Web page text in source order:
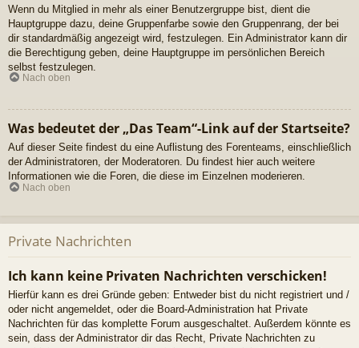
Wenn du Mitglied in mehr als einer Benutzergruppe bist, dient die
Hauptgruppe dazu, deine Gruppenfarbe sowie den Gruppenrang, der bei
dir standardmäßig angezeigt wird, festzulegen. Ein Administrator kann dir
die Berechtigung geben, deine Hauptgruppe im persönlichen Bereich
selbst festzulegen.
Nach oben
Was bedeutet der „Das Team“-Link auf der Startseite?
Auf dieser Seite findest du eine Auflistung des Forenteams, einschließlich
der Administratoren, der Moderatoren. Du findest hier auch weitere
Informationen wie die Foren, die diese im Einzelnen moderieren.
Nach oben
Private Nachrichten
Ich kann keine Privaten Nachrichten verschicken!
Hierfür kann es drei Gründe geben: Entweder bist du nicht registriert und /
oder nicht angemeldet, oder die Board-Administration hat Private
Nachrichten für das komplette Forum ausgeschaltet. Außerdem könnte es
sein, dass der Administrator dir das Recht, Private Nachrichten zu